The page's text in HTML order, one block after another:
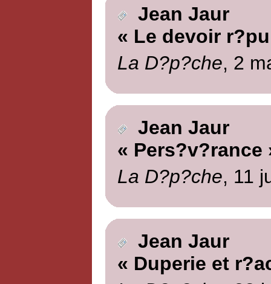
Jean Jaur
« Le devoir
La D?p?che, 2
Jean Jaur
« Pers?v?rance
La D?p?che, 11
Jean Jaur
« Duperie et